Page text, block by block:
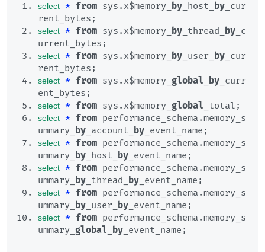
select * from sys.x$memory_ by _host_ by _cur
rent_bytes;
select * from sys.x$memory_ by _thread_ by _c
urrent_bytes;
select * from sys.x$memory_ by _user_ by _cur
rent_bytes;
select * from sys.x$memory_ global by _curr
ent_bytes;
select * from sys.x$memory_ global _total;
select * from performance_schema.memory_s
ummary_ by _account_ by _event_name;
select * from performance_schema.memory_s
ummary_ by _host_ by _event_name;
select * from performance_schema.memory_s
ummary_ by _thread_ by _event_name;
select * from performance_schema.memory_s
ummary_ by _user_ by _event_name;
select * from performance_schema.memory_s
ummary_ global by _event_name;